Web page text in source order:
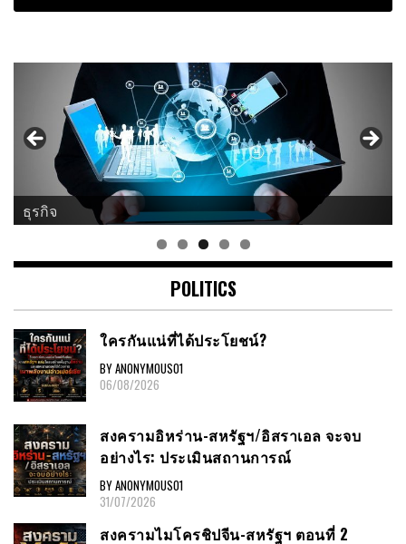
ธุรกิจ
POLITICS
ใครกันแน่ที่ได้ประโยชน์?
BY ANONYMOUS01
06/08/2026
สงครามอิหร่าน-สหรัฐฯ/อิสราเอล จะจบ
อย่างไร: ประเมินสถานการณ์
BY ANONYMOUS01
31/07/2026
สงครามไมโครชิปจีน-สหรัฐฯ ตอนที่ 2